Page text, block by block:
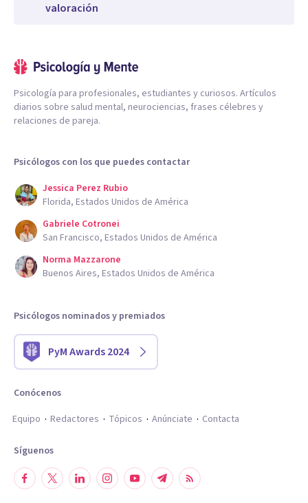
valoración
Psicología para profesionales, estudiantes y curiosos. Artículos
diarios sobre salud mental, neurociencias, frases célebres y
relaciones de pareja.
Psicólogos con los que puedes contactar
Jessica Perez Rubio
Florida, Estados Unidos de América
Gabriele Cotronei
San Francisco, Estados Unidos de América
Norma Mazzarone
Buenos Aires, Estados Unidos de América
Psicólogos nominados y premiados
PyM Awards 2024
Conócenos
Equipo
Redactores Tópicos Anúnciate Contacta
Síguenos